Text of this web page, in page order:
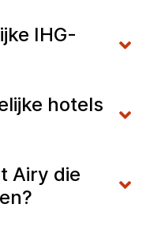
IHG-
hotels
Airy die